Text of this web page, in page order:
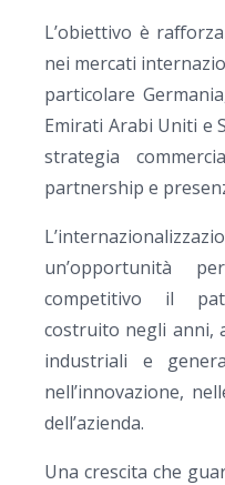
L’obiettivo è
nei mercati
particolare
Emirati Arabi Uniti
strategia
partnership e
un’opportunità
competitivo il
costruito negli anni,
industriali e
nell’innovazione,
dell’azienda.
Una crescita che